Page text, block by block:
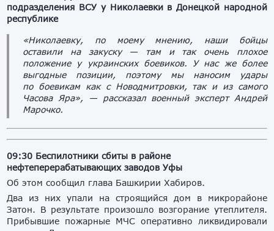
подразделения ВСУ у Николаевки в Донецкой народной
республике
«Николаевку, по моему мнению, наши бойцы
оставили на закуску — там и так очень плохое
положение у украинских боевиков. У нас же более
выгодные позиции, поэтому мы наносим удары
по боевикам как с Новодмитровки, так и из самого
Часова Яра», — рассказал военный эксперт Андрей
Марочко.
09:30 Беспилотники сбиты в районе
нефтеперерабатывающих заводов Уфы
Об этом сообщил глава Башкирии Хабиров.
Два из них упали на строящийся дом в микрорайоне
Затон. В результате произошло возгорание утеплителя.
Прибывшие пожарные МЧС оперативно ликвидировали